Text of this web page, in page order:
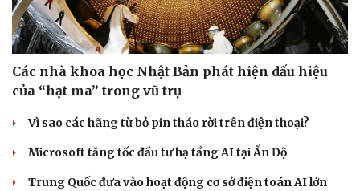
Các nhà khoa học Nhật Bản phát hiện dấu hiệu
của “hạt ma” trong vũ trụ
Vì sao các hãng từ bỏ pin tháo rời trên điện thoại?
Microsoft tăng tốc đầu tư hạ tầng AI tại Ấn Độ
Trung Quốc đưa vào hoạt động cơ sở điện toán AI lớn